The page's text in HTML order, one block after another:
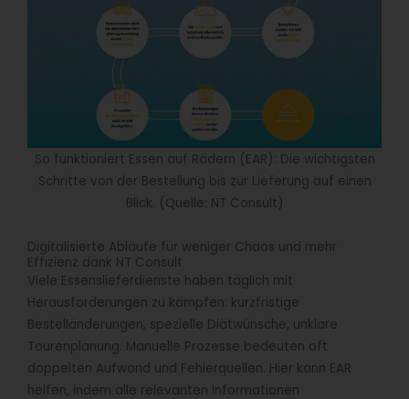
So funktioniert Essen auf Rädern (EAR): Die wichtigsten
Schritte von der Bestellung bis zur Lieferung auf einen
Blick. (Quelle: NT Consult)
Digitalisierte Abläufe für weniger Chaos und mehr
Effizienz dank NT Consult
Viele Essenslieferdienste haben täglich mit
Herausforderungen zu kämpfen: kurzfristige
Bestelländerungen, spezielle Diätwünsche, unklare
Tourenplanung. Manuelle Prozesse bedeuten oft
doppelten Aufwand und Fehlerquellen. Hier kann EAR
helfen, indem alle relevanten Informationen